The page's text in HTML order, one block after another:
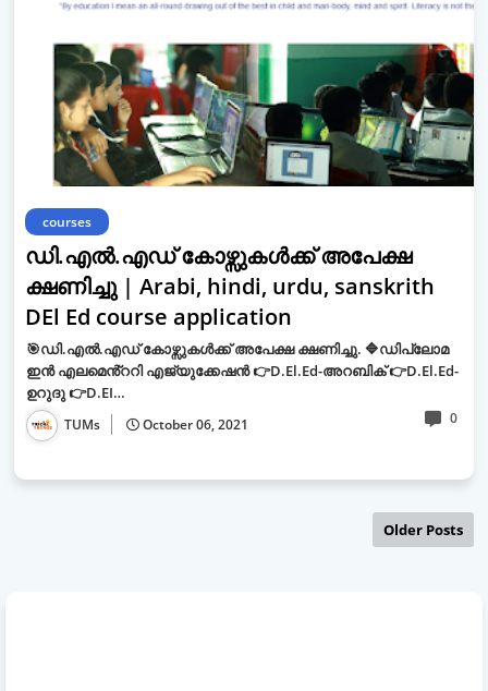
courses
ഡി.എൽ.എഡ് കോഴ്സുകൾക്ക് അപേക്ഷ
ക്ഷണിച്ചു | Arabi, hindi, urdu, sanskrith
DEl Ed course application
🎯ഡി.എൽ.എഡ് കോഴ്സുകൾക്ക് അപേക്ഷ ക്ഷണിച്ചു. 🔷ഡിപ്ലോമ
ഇൻ എലമെൻ്ററി എജ്യുക്കേഷൻ 👉D.El.Ed-അറബിക് 👉D.El.Ed-
ഉറുദു 👉D.EI…
TUMs October 06, 2021 0
Older Posts